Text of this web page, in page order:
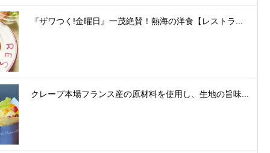
『ザワつく!金曜日』一茂絶賛！熱海の洋食【レストラ...
クレープ本場フランス産の原材料を使用し、生地の旨味...